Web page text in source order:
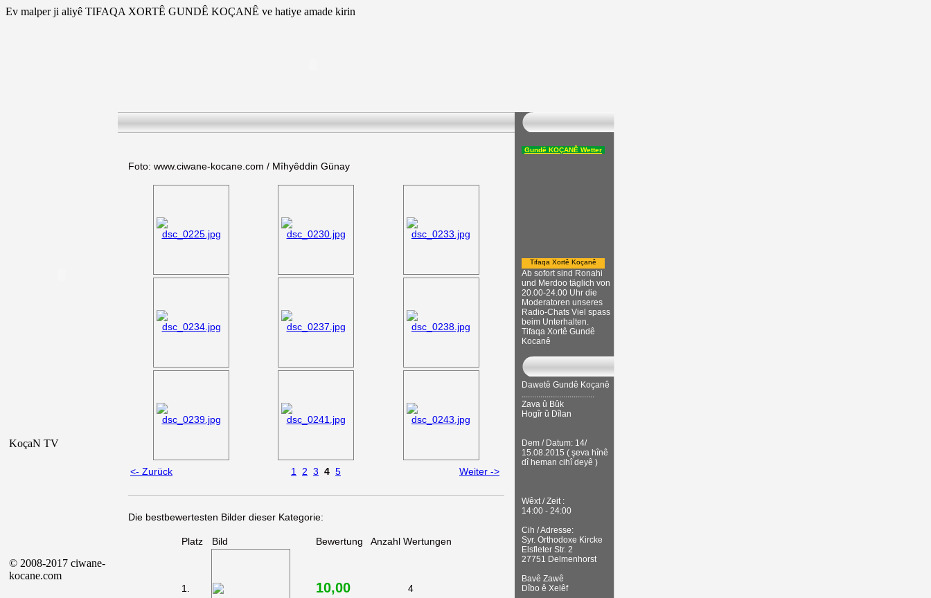
Ev malper ji aliyê TIFAQA XORTÊ GUNDÊ KOÇANÊ ve hatiye amade kirin
KoçaN TV
© 2008-2017 ciwane-
kocane.com
Foto: www.ciwane-kocane.com / Mîhyêddin Günay
<- Zurück 1 2 3 4 5 Weiter ->
Die bestbewertesten Bilder dieser Kategorie:
Platz Bild Bewertung Anzahl Wertungen
1. 10,00 4
Gundê KOÇANÊ Wetter
Tifaqa Xortê Koçanê
Ab sofort sind Ronahi
und Merdoo täglich von
20.00-24.00 Uhr die
Moderatoren unseres
Radio-Chats Viel spass
beim Unterhalten.
Tifaqa Xortê Gundê
Kocanê
Dawetê Gundê Koçanê
...................................
Zava û Bûk
Hogîr û Dîlan
Dem / Datum: 14/
15.08.2015 ( şeva hînê
dî heman cihî deyê )
Wêxt / Zeit :
14:00 - 24:00
Cih / Adresse:
Syr. Orthodoxe Kircke
Elsfleter Str. 2
27751 Delmenhorst
Bavê Zawê
Dîbo ê Xelêf